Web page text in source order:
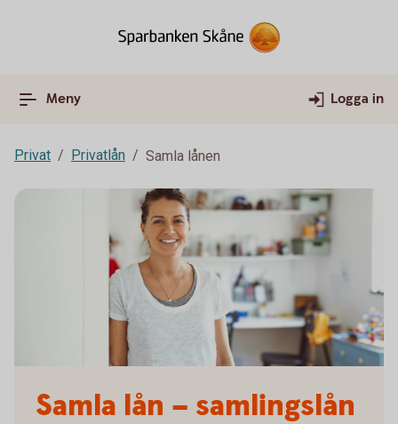
Meny Logga in
Privat Privatlån Samla lånen
Samla lån – samlingslån